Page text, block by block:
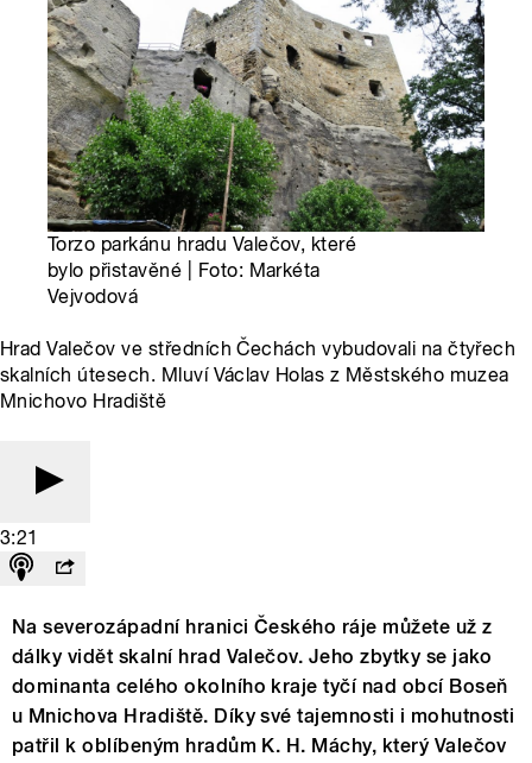
Torzo parkánu hradu Valečov, které
bylo přistavěné | Foto: Markéta
Vejvodová
Hrad Valečov ve středních Čechách vybudovali na čtyřech
skalních útesech. Mluví Václav Holas z Městského muzea
Mnichovo Hradiště
3:21
Na severozápadní hranici Českého ráje můžete už z
dálky vidět skalní hrad Valečov. Jeho zbytky se jako
dominanta celého okolního kraje tyčí nad obcí Boseň
u Mnichova Hradiště. Díky své tajemnosti i mohutnosti
patřil k oblíbeným hradům K. H. Máchy, který Valečov